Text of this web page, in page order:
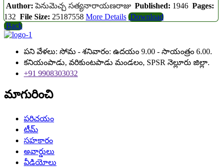
Author: పెనుమెచ్చ సత్యనారాయణరాజు Published: 1946 Pages:
132 File Size: 25187558 More Details Download
Back
పని వేళలు: సోమ - శనివారం: ఉదయం 9.00 - సాయంత్రం 6.00.
కనియంపాడు, వరికుంటపాడు మండలం, SPSR నెల్లూరు జిల్లా.
+91 9908303032
మాగురించి
పరిచయం
టీమ్
సహకారం
అవార్డులు
వీడియోలు